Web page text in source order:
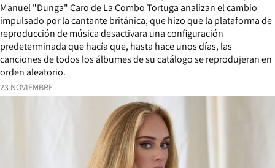
23 NOVIEMBRE
Manuel "Dunga" Caro de La Combo Tortuga analizan el cambio
impulsado por la cantante británica, que hizo que la plataforma de
reproducción de música desactivara una configuración
predeterminada que hacía que, hasta hace unos días, las
canciones de todos los álbumes de su catálogo se reprodujeran en
orden aleatorio.